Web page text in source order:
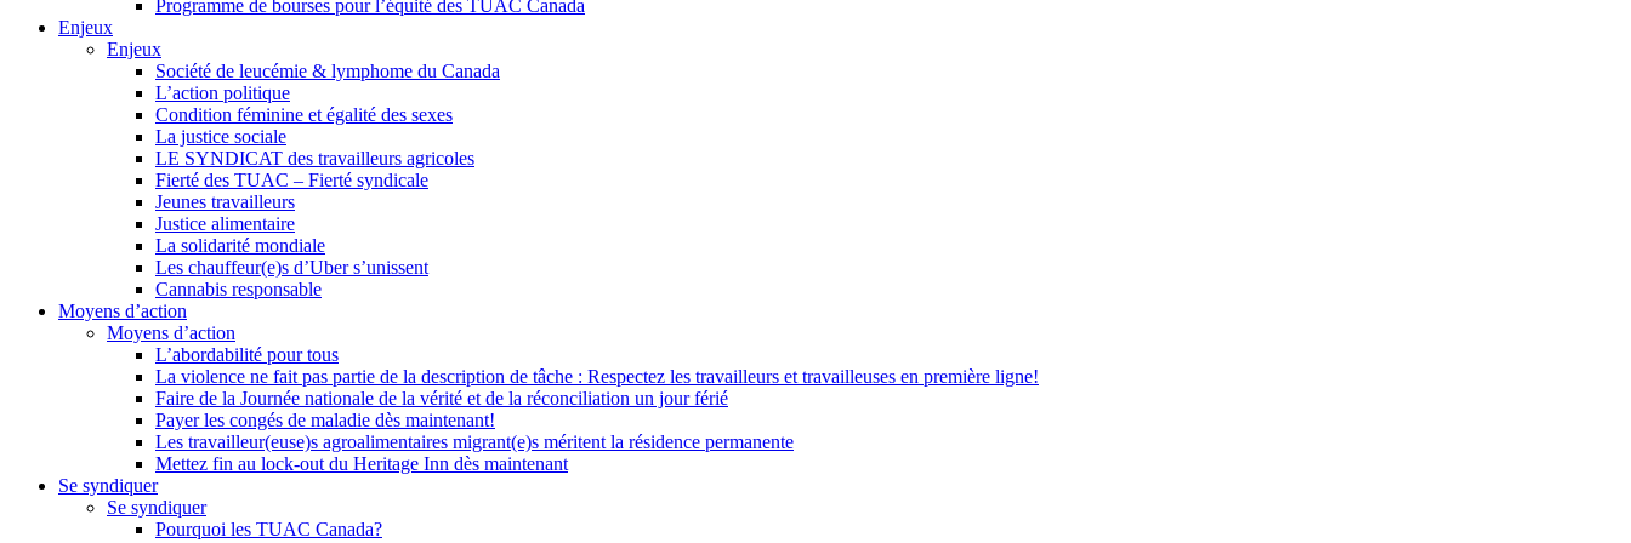
Programme de bourses pour l’équité des TUAC Canada
Enjeux
Enjeux
Société de leucémie & lymphome du Canada
L’action politique
Condition féminine et égalité des sexes
La justice sociale
LE SYNDICAT des travailleurs agricoles
Fierté des TUAC – Fierté syndicale
Jeunes travailleurs
Justice alimentaire
La solidarité mondiale
Les chauffeur(e)s d’Uber s’unissent
Cannabis responsable
Moyens d’action
Moyens d’action
L’abordabilité pour tous
La violence ne fait pas partie de la description de tâche : Respectez les travailleurs et travailleuses en première ligne!
Faire de la Journée nationale de la vérité et de la réconciliation un jour férié
Payer les congés de maladie dès maintenant!
Les travailleur(euse)s agroalimentaires migrant(e)s méritent la résidence permanente
Mettez fin au lock-out du Heritage Inn dès maintenant
Se syndiquer
Se syndiquer
Pourquoi les TUAC Canada?